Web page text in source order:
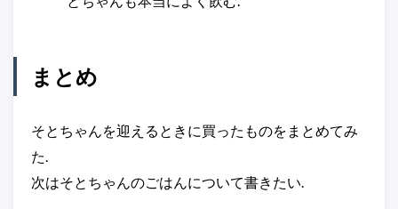
まとめ
そとちゃんを迎えるときに買ったものをまとめてみ
た.
次はそとちゃんのごはんについて書きたい.